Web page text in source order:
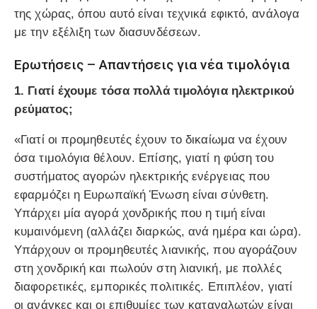
της χώρας, όπου αυτό είναι τεχνικά εφικτό, ανάλογα
με την εξέλιξη των διασυνδέσεων.
Ερωτήσεις – Απαντήσεις για νέα τιμολόγια
1. Γιατί έχουμε τόσα πολλά τιμολόγια ηλεκτρικού
ρεύματος;
«Γιατί οι προμηθευτές έχουν το δικαίωμα να έχουν
όσα τιμολόγια θέλουν. Επίσης, γιατί η φύση του
συστήματος αγορών ηλεκτρικής ενέργειας που
εφαρμόζει η Ευρωπαϊκή Ένωση είναι σύνθετη.
Υπάρχει μία αγορά χονδρικής που η τιμή είναι
κυμαινόμενη (αλλάζει διαρκώς, ανά ημέρα και ώρα).
Υπάρχουν οι προμηθευτές λιανικής, που αγοράζουν
στη χονδρική και πωλούν στη λιανική, με πολλές
διαφορετικές, εμπορικές πολιτικές. Επιπλέον, γιατί
οι ανάγκες και οι επιθυμίες των καταναλωτών είναι